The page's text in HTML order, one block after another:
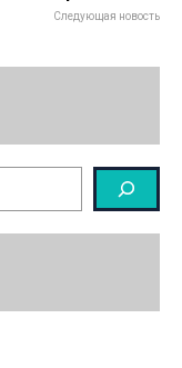
Следующая новость